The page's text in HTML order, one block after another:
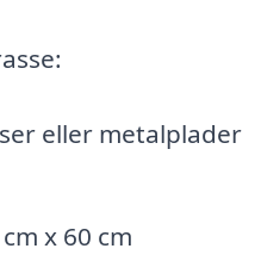
eller metalplader
x 60 cm